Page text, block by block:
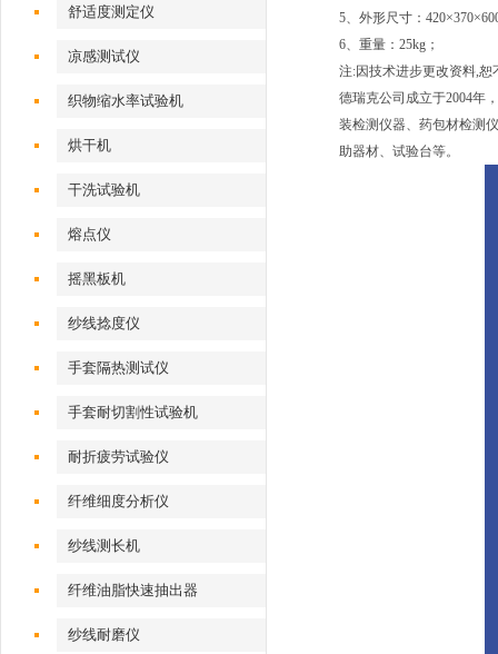
舒适度测定仪
凉感测试仪
织物缩水率试验机
烘干机
干洗试验机
熔点仪
摇黑板机
纱线捻度仪
手套隔热测试仪
手套耐切割性试验机
耐折疲劳试验仪
纤维细度分析仪
纱线测长机
纤维油脂快速抽出器
纱线耐磨仪
5、外形尺寸：
6、重量：25kg；
注:因技术进步更改资料,
德瑞克公司成立于2004年
装检测仪器、药包材检测
助器材、试验台等。